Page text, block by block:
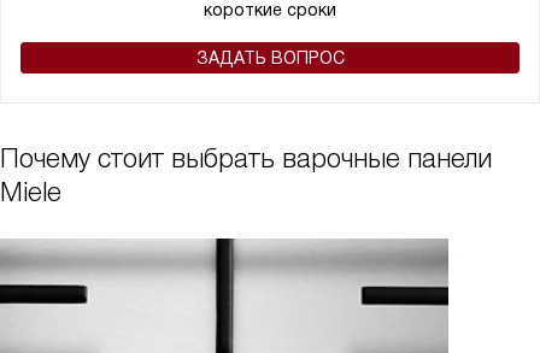
короткие сроки
ЗАДАТЬ ВОПРОС
Почему стоит выбрать варочные панели
Miele